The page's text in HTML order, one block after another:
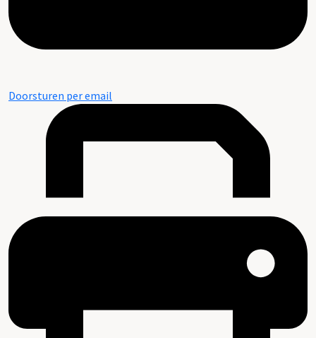
Doorsturen per email